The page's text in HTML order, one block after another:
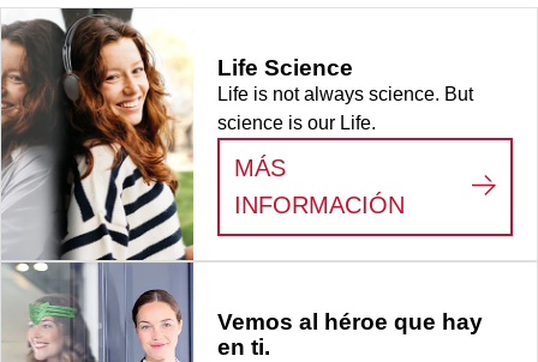
Life Science
Life is not always science. But
science is our Life.
MÁS
INFORMACIÓN
LIFE
Vemos al héroe que hay
en ti.